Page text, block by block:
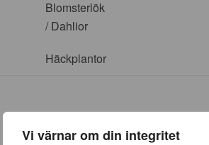
Vi värnar om din integritet
Blomsterlök
/ Dahlior
Häckplantor